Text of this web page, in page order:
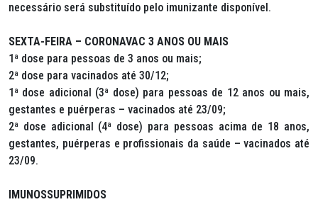
necessário será substituído pelo imunizante disponível.
SEXTA-FEIRA – CORONAVAC 3 ANOS OU MAIS
1ª dose para pessoas de 3 anos ou mais;
2ª dose para vacinados até 30/12;
1ª dose adicional (3ª dose) para pessoas de 12 anos ou mais,
gestantes e puérperas – vacinados até 23/09;
2ª dose adicional (4ª dose) para pessoas acima de 18 anos,
gestantes, puérperas e profissionais da saúde – vacinados até
23/09.
IMUNOSSUPRIMIDOS